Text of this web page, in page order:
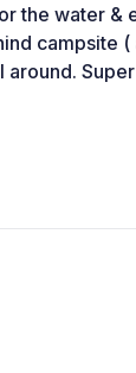
the water &
campsite